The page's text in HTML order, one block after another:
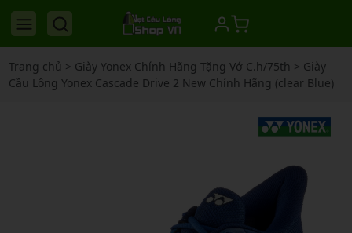
Trang chủ > Giày Yonex Chính Hãng Tặng Vớ C.h/75th > Giày
Cầu Lông Yonex Cascade Drive 2 New Chính Hãng (clear Blue)